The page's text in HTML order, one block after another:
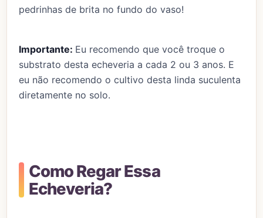
pedrinhas de brita no fundo do vaso!
Importante: Eu recomendo que você troque o
substrato desta echeveria a cada 2 ou 3 anos. E
eu não recomendo o cultivo desta linda suculenta
diretamente no solo.
Como Regar Essa
Echeveria?